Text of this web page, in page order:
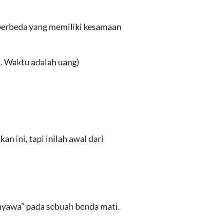
yang memiliki kesamaan
adalah uang)
ini, tapi inilah awal dari
pada sebuah benda mati.